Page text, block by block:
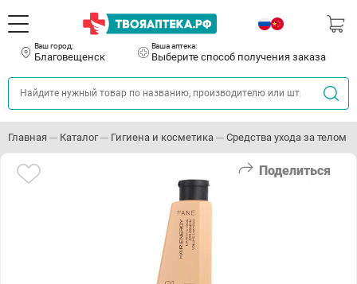
Ваш город:
Благовещенск
Ваша аптека:
Выберите способ получения заказа
Главная Каталог Гигиена и косметика Средства ухода за телом
Поделиться